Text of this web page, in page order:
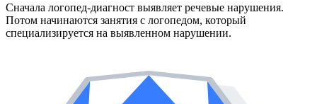
Сначала логопед-диагност выявляет речевые нарушения.
Потом начинаются занятия с логопедом, который
специализируется на выявленном нарушении.